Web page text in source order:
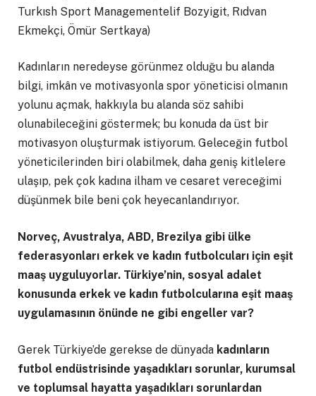
Turkısh Sport Managementelif Bozyigit, Rıdvan
Ekmekçi, Ömür Sertkaya)
Kadınların neredeyse görünmez olduğu bu alanda
bilgi, imkân ve motivasyonla spor yöneticisi olmanın
yolunu açmak, hakkıyla bu alanda söz sahibi
olunabileceğini göstermek; bu konuda da üst bir
motivasyon oluşturmak istiyorum. Geleceğin futbol
yöneticilerinden biri olabilmek, daha geniş kitlelere
ulaşıp, pek çok kadına ilham ve cesaret vereceğimi
düşünmek bile beni çok heyecanlandırıyor.
Norveç, Avustralya, ABD, Brezilya gibi ülke
federasyonları erkek ve kadın futbolcuları için eşit
maaş uyguluyorlar. Türkiye’nin, sosyal adalet
konusunda erkek ve kadın futbolcularına eşit maaş
uygulamasının önünde ne gibi engeller var?
Gerek Türkiye’de gerekse de dünyada kadınların
futbol endüstrisinde yaşadıkları sorunlar, kurumsal
ve toplumsal hayatta yaşadıkları sorunlardan